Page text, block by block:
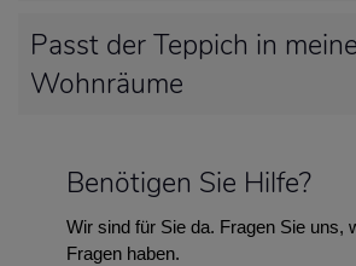
Passt der Teppich in meine
Wohnräume
Benötigen Sie Hilfe?
Wir sind für Sie da. Fragen Sie uns,
Fragen haben.